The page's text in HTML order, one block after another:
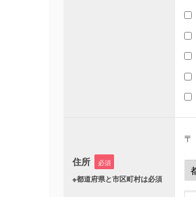
住所 必須
※都道府県と市区町村は必須
〒